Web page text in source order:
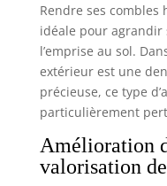
Rendre ses
idéale pour agrandir
l’emprise au sol.
extérieur est une
précieuse, ce type
particulièrement
Amélioration
valorisation